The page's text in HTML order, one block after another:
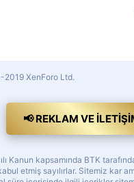
XenForo Ltd.
📢 REKLAM VE
Kanun kapsamında BTK
etmiş sayılırlar. Sitemiz kar